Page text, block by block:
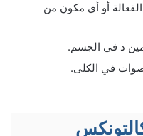
أو أي مكون من
د في الجسم.
في الكلى.